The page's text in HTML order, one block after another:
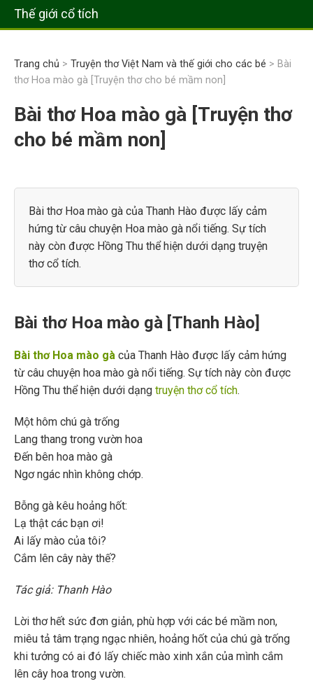
Thế giới cổ tích
Trang chủ > Truyện thơ Việt Nam và thế giới cho các bé > Bài
thơ Hoa mào gà [Truyện thơ cho bé mầm non]
Bài thơ Hoa mào gà [Truyện thơ
cho bé mầm non]
Bài thơ Hoa mào gà của Thanh Hào được lấy cảm
hứng từ câu chuyện Hoa mào gà nổi tiếng. Sự tích
này còn được Hồng Thu thể hiện dưới dạng truyện
thơ cổ tích.
Bài thơ Hoa mào gà [Thanh Hào]
Bài thơ Hoa mào gà của Thanh Hào được lấy cảm hứng
từ câu chuyện hoa mào gà nổi tiếng. Sự tích này còn được
Hồng Thu thể hiện dưới dạng truyện thơ cổ tích.
Một hôm chú gà trống
Lang thang trong vườn hoa
Đến bên hoa mào gà
Ngơ ngác nhìn không chớp.
Bỗng gà kêu hoảng hốt:
Lạ thật các bạn ơi!
Ai lấy mào của tôi?
Cắm lên cây này thế?
Tác giả: Thanh Hào
Lời thơ hết sức đơn giản, phù hợp với các bé mầm non,
miêu tả tâm trạng ngạc nhiên, hoảng hốt của chú gà trống
khi tưởng có ai đó lấy chiếc mào xinh xắn của mình cắm
lên cây hoa trong vườn.